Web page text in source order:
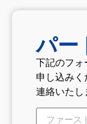
パー
下記のフォ
申し込み
連絡いたし